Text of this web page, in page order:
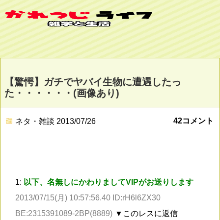
【驚愕】ガチでヤバイ生物に遭遇したっ
た・・・・・・(画像あり)
ネタ・雑談 2013/07/26 42コメント
1: 以下、名無しにかわりましてVIPがお送りします
2013/07/15(月) 10:57:56.40 ID:rH6l6ZX30
BE:2315391089-2BP(8889) ▼このレスに返信